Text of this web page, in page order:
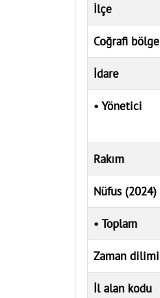
İlçe
Coğrafi bölge
İdare
• Yönetici
Rakım
Nüfus (2024)
• Toplam
Zaman dilimi
İl alan kodu